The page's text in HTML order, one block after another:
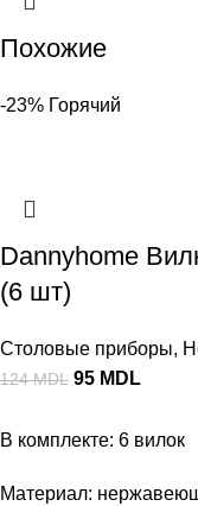
Похожие
-23% Горячий
Dannyhome
(6 шт)
Столовые приборы,
124MDL 95 MDL
В комплекте: 6 вилок
Материал: